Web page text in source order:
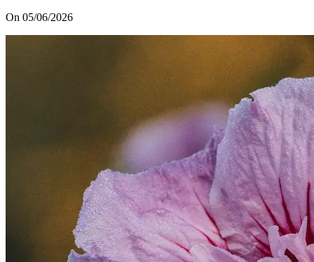
On 05/06/2026